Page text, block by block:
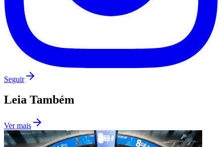
Seguir
Leia Também
Ver mais